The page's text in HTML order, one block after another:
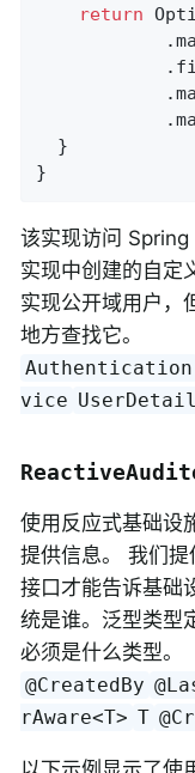
return
  }
}
该实现访问
实现中创建的自定
实现公开域用户，
地方查找它。
Authentication
vice
使用反应式基础设
提供信息。 我们
接口才能告诉基础
统是谁。泛型类
必须是什么类型。
@CreatedBy
rAware<T> T